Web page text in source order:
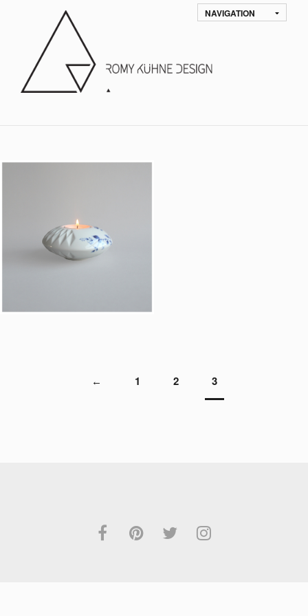
NAVIGATION
Sort by Standaard sortering
35.
WAXINELICHTHOUDER
‘BLAUW VOUW’ 11CM
← 1 2 3